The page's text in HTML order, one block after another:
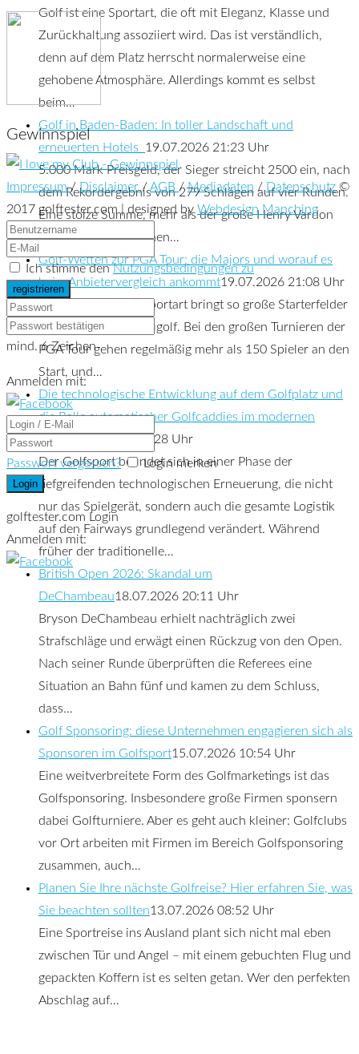
Golf ist eine Sportart, die oft mit Eleganz, Klasse und
Zurückhaltung assoziiert wird. Das ist verständlich,
denn auf dem Platz herrscht normalerweise eine
gehobene Atmosphäre. Allerdings kommt es selbst
beim…
Golf in Baden-Baden: In toller Landschaft und
erneuerten Hotels 19.07.2026 21:23 Uhr
5.000 Mark Preisgeld, der Sieger streicht 2500 ein, nach
dem Rekordergebnis von 279 Schlägen auf vier Runden.
Eine stolze Summe, mehr als der große Henry Vardon
zuvor jeweils bei seinen…
Golf-Wetten zur PGA Tour: die Majors und worauf es
beim Anbietervergleich ankommt19.07.2026 21:08 Uhr
Kaum eine andere Sportart bringt so große Starterfelder
mit sich wie das Profigolf. Bei den großen Turnieren der
PGA Tour gehen regelmäßig mehr als 150 Spieler an den
Start, und…
Die technologische Entwicklung auf dem Golfplatz und
die Rolle automatischer Golfcaddies im modernen
Sport
19.07.2026 20:28 Uhr
Der Golfsport befindet sich in einer Phase der
tiefgreifenden technologischen Erneuerung, die nicht
nur das Spielgerät, sondern auch die gesamte Logistik
auf den Fairways grundlegend verändert. Während
früher der traditionelle…
British Open 2026: Skandal um
DeChambeau18.07.2026 20:11 Uhr
Bryson DeChambeau erhielt nachträglich zwei
Strafschläge und erwägt einen Rückzug von den Open.
Nach seiner Runde überprüften die Referees eine
Situation an Bahn fünf und kamen zu dem Schluss,
dass…
Golf Sponsoring: diese Unternehmen engagieren sich als
Sponsoren im Golfsport15.07.2026 10:54 Uhr
Eine weitverbreitete Form des Golfmarketings ist das
Golfsponsoring. Insbesondere große Firmen sponsern
dabei Golfturniere. Aber es geht auch kleiner: Golfclubs
vor Ort arbeiten mit Firmen im Bereich Golfsponsoring
zusammen, auch…
Planen Sie Ihre nächste Golfreise? Hier erfahren Sie, was
Sie beachten sollten13.07.2026 08:52 Uhr
Eine Sportreise ins Ausland plant sich nicht mal eben
zwischen Tür und Angel – mit einem gebuchten Flug und
gepackten Koffern ist es selten getan. Wer den perfekten
Abschlag auf…
Gewinnspiel
Impressum/ Disclaimer /AGB /Mediadaten / Datenschutz ©
2017 golftester.com | designed by Webdesign Manching
Ich stimme denNutzungsbedingungen zu
mind. 6 Zeichen
Anmelden mit:
Passwort vergessen? Login merken
golftester.com Login
Anmelden mit: